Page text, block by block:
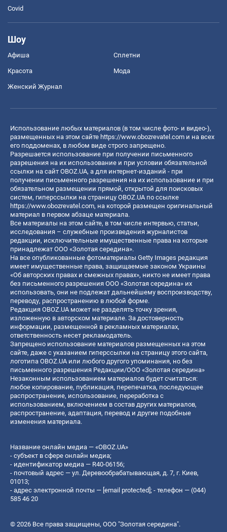
Covid
Шоу
Афиша Сплетни
Красота Мода
Женский Журнал
Использование любых материалов (в том числе фото- и видео-),
размещенных на этом сайте https://www.obozrevatel.com и на всех
его поддоменах, в любом виде строго запрещено.
Разрешается использование при получении письменного
разрешения на их использование и при условии обязательной
ссылки на сайт OBOZ.UA, а для интернет-изданий - при
получении письменного разрешения на их использование и при
обязательном размещении прямой, открытой для поисковых
систем, гиперссылки на страницу OBOZ.UA по ссылке
https://www.obozrevatel.com, на которой размещен оригинальный
материал в первом абзаце материала.
Все материалы на этом сайте, в том числе интервью, статьи,
исследования – служебные произведения журналистов
редакции, исключительные имущественные права на которые
принадлежат ООО «Золотая середина».
На все опубликованные фотоматериалы Getty Images редакция
имеет имущественные права, защищаемые законом Украины
«Об авторских правах и смежных правах», никто не имеет права
без письменного разрешения ООО «Золотая середина» их
использовать, они не подлежат дальнейшему воспроизводству,
переводу, распространению в любой форме.
Редакция OBOZ.UA может не разделять точку зрения,
изложенную в авторском материале. За достоверность
информации, размещенной в рекламных материалах,
ответственность несет рекламодатель.
Запрещено использование материалов размещенных на этом
сайте, даже с указанием гиперссылки на страницу этого сайта,
логотипа OBOZ.UA или любого другого упоминания, но без
письменного разрешения Редакции/ООО «Золотая середина»
Незаконным использованием материалов будет считаться:
любое копирование, публикация, перепечатка, последующее
распространение, использование, переработка с
использованием, включением в состав других материалов,
распространение, адаптация, перевод и другие подобные
изменения материала.
Название онлайн медиа — «OBOZ.UA»
- субъект в сфере онлайн медиа;
- идентификатор медиа — R40-06156;
- почтовый адрес — ул. Деревообрабатывающая, д. 7, г. Киев,
01013;
- адрес электронной почты — [email protected] ; - телефон — (044)
585 46 20
© 2026 Все права защищены, ООО "Золотая середина".